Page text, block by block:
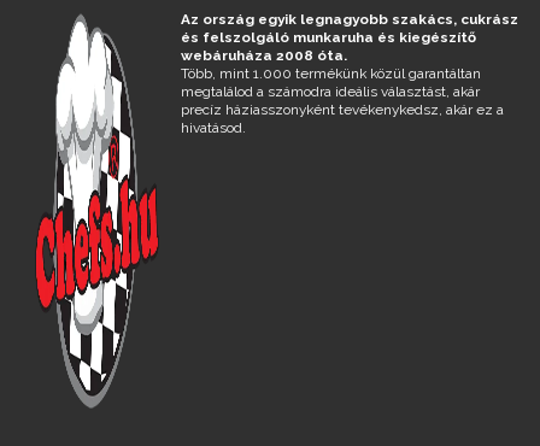
Az ország egyik legnagyobb szakács, cukrász
és felszolgáló munkaruha és kiegészítő
webáruháza 2008 óta.
Több, mint 1.000 termékünk közül garantáltan
megtalálod a számodra ideális választást, akár
precíz háziasszonyként tevékenykedsz, akár ez a
hivatásod.